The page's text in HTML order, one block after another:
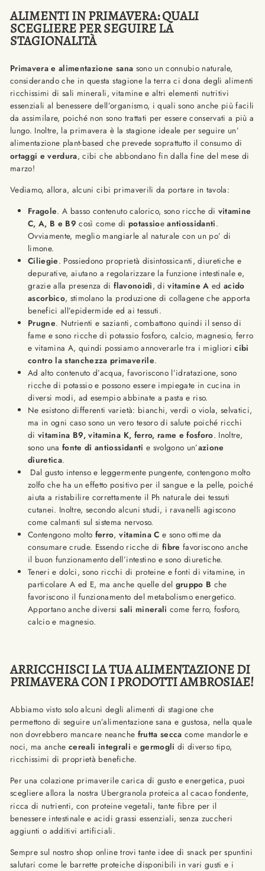
ALIMENTI IN PRIMAVERA: QUALI
SCEGLIERE PER SEGUIRE LA
STAGIONALITÀ
Primavera e alimentazione sana sono un connubio naturale,
considerando che in questa stagione la terra ci dona degli alimenti
ricchissimi di sali minerali, vitamine e altri elementi nutritivi
essenziali al benessere dell’organismo, i quali sono anche più facili
da assimilare, poiché non sono trattati per essere conservati a più a
lungo. Inoltre, la primavera è la stagione ideale per seguire un’
alimentazione plant-based che prevede soprattutto il consumo di
ortaggi e verdura, cibi che abbondano fin dalla fine del mese di
marzo!
Vediamo, allora, alcuni cibi primaverili da portare in tavola:
Fragole. A basso contenuto calorico, sono ricche di vitamine
C, A, B e B9così come di potassioeantiossidanti.
Ovviamente, meglio mangiarle al naturale con un po’ di
limone.
Ciliegie. Possiedono proprietà disintossicanti, diuretiche e
depurative, aiutano a regolarizzare la funzione intestinale e,
grazie alla presenza diflavonoidi, divitamine A edacido
ascorbico, stimolano la produzione di collagene che apporta
benefici all’epidermide ed ai tessuti.
Prugne. Nutrienti e sazianti, combattono quindi il senso di
fame e sono ricche di potassio fosforo, calcio, magnesio, ferro
e vitamina A, quindi possiamo annoverarle tra i miglioricibi
contro la stanchezza primaverile.
Ad alto contenuto d’acqua, favoriscono l’idratazione, sono
ricche di potassio e possono essere impiegate in cucina in
diversi modi, ad esempio abbinate a pasta e riso.
Ne esistono differenti varietà: bianchi, verdi o viola, selvatici,
ma in ogni caso sono un vero tesoro di salute poiché ricchi
divitamina B9, vitamina K, ferro, rame e fosforo. Inoltre,
sono unafonte di antiossidanti e svolgono un’azione
diuretica.
Dal gusto intenso e leggermente pungente, contengono molto
zolfo che ha un effetto positivo per il sangue e la pelle, poiché
aiuta a ristabilire correttamente il Ph naturale dei tessuti
cutanei. Inoltre, secondo alcuni studi, i ravanelli agiscono
come calmanti sul sistema nervoso.
Contengono molto ferro,vitamina C e sono ottime da
consumare crude. Essendo ricche di fibre favoriscono anche
il buon funzionamento dell’intestino e sono diuretiche.
Teneri e dolci, sono ricchi di proteine e fonti di vitamine, in
particolare A ed E, ma anche quelle del gruppo B che
favoriscono il funzionamento del metabolismo energetico.
Apportano anche diversisali minerali come ferro, fosforo,
calcio e magnesio.
ARRICCHISCI LA TUA ALIMENTAZIONE DI
PRIMAVERA CON I PRODOTTI AMBROSIAE!
Abbiamo visto solo alcuni degli alimenti di stagione che
permettono di seguire un’alimentazione sana e gustosa, nella quale
non dovrebbero mancare neanche frutta secca come mandorle e
noci, ma anchecereali integrali e germogli di diverso tipo,
ricchissimi di proprietà benefiche.
Per una colazione primaverile carica di gusto e energetica, puoi
scegliere allora la nostra Ubergranola proteica al cacao fondente,
ricca di nutrienti, con proteine vegetali, tante fibre per il
benessere intestinale e acidi grassi essenziali, senza zuccheri
aggiunti o additivi artificiali.
Sempre sul nostro shop online trovi tante idee di snack per spuntini
salutari come le barrette proteichedisponibili in vari gusti e i